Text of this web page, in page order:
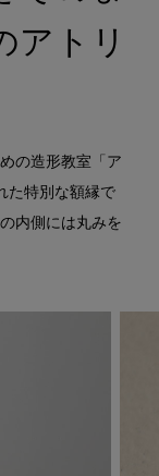
アトリ
の造形教室「ア
た特別な額縁で
内側には丸みを